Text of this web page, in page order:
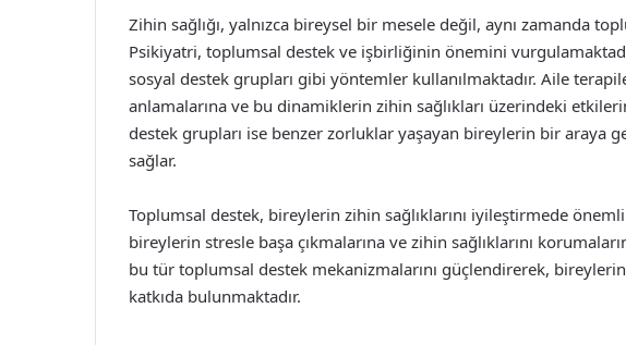
Zihin sağlığı, yalnızca bireysel bir mesele değil, aynı zamanda
Psikiyatri, toplumsal destek ve işbirliğinin önemini
sosyal destek grupları gibi yöntemler kullanılmaktadır. Aile
anlamalarına ve bu dinamiklerin zihin sağlıkları üzerindeki
destek grupları ise benzer zorluklar yaşayan bireylerin bir araya
sağlar.
Toplumsal destek, bireylerin zihin sağlıklarını iyileştirmede
bireylerin stresle başa çıkmalarına ve zihin sağlıklarını
bu tür toplumsal destek mekanizmalarını güçlendirerek,
katkıda bulunmaktadır.